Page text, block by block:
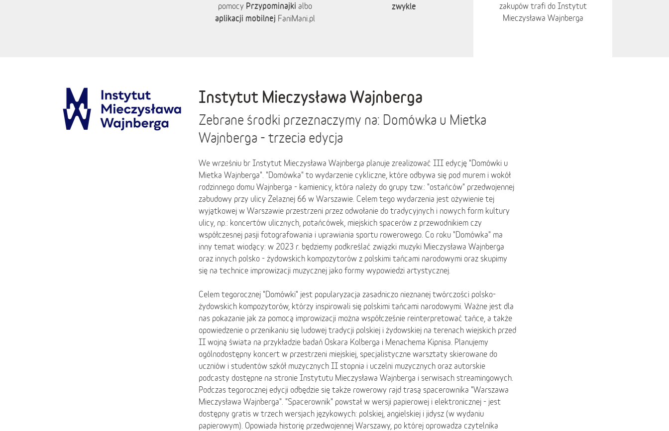
pomocy Przypominajki albo
aplikacji mobilnej FaniMani.pl
zwykle
zakupów trafi do Instytut
Mieczysława Wajnberga
Instytut Mieczysława Wajnberga
Zebrane środki przeznaczymy na: Domówka u Mietka
Wajnberga - trzecia edycja
We wrześniu br Instytut Mieczysława Wajnberga planuje zrealizować III edycję "Domówki u
Mietka Wajnberga". "Domówka" to wydarzenie cykliczne, które odbywa się pod murem i wokół
rodzinnego domu Wajnberga - kamienicy, która należy do grupy tzw.: "ostańców" przedwojennej
zabudowy przy ulicy Żelaznej 66 w Warszawie. Celem tego wydarzenia jest ożywienie tej
wyjątkowej w Warszawie przestrzeni przez odwołanie do tradycyjnych i nowych form kultury
ulicy, np.: koncertów ulicznych, potańcówek, miejskich spacerów z przewodnikiem czy
współczesnej pasji fotografowania i uprawiania sportu rowerowego. Co roku "Domówka" ma
inny temat wiodący: w 2023 r. będziemy podkreślać związki muzyki Mieczysława Wajnberga
oraz innych polsko - żydowskich kompozytorów z polskimi tańcami narodowymi oraz skupimy
się na technice improwizacji muzycznej jako formy wypowiedzi artystycznej.
Celem tegorocznej "Domówki" jest popularyzacja zasadniczo nieznanej twórczości polsko-
żydowskich kompozytorów, którzy inspirowali się polskimi tańcami narodowymi. Ważne jest dla
nas pokazanie jak za pomocą improwizacji można współcześnie reinterpretować tańce, a także
opowiedzenie o przenikaniu się ludowej tradycji polskiej i żydowskiej na terenach wiejskich przed
II wojną świata na przykładzie badań Oskara Kolberga i Menachema Kipnisa. Planujemy
ogólnodostępny koncert w przestrzeni miejskiej, specjalistyczne warsztaty skierowane do
uczniów i studentów szkół muzycznych II stopnia i uczelni muzycznych oraz autorskie
podcasty dostępne na stronie Instytutu Mieczysława Wajnberga i serwisach streamingowych.
Podczas tegorocznej edycji odbędzie się także rowerowy rajd trasą spacerownika "Warszawa
Mieczysława Wajnberga". "Spacerownik" powstał w wersji papierowej i elektronicznej - jest
dostępny gratis w trzech wersjach językowych: polskiej, angielskiej i jidysz (w wydaniu
papierowym). Opowiada historię przedwojennej Warszawy, po której oprowadza czytelnika